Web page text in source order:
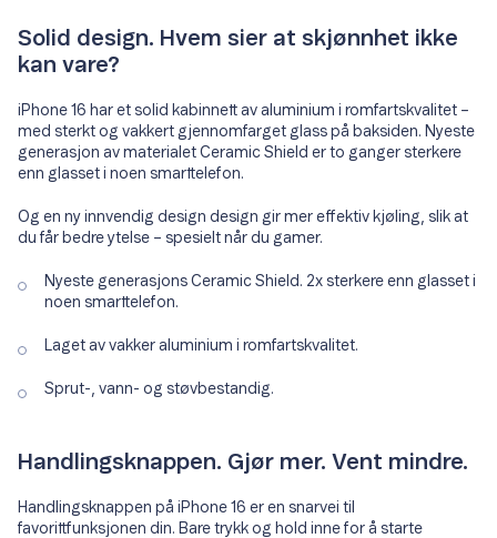
Solid design. Hvem sier at skjønnhet ikke
kan vare?
iPhone 16 har et solid kabinnett av aluminium i romfartskvalitet –
med sterkt og vakkert gjennomfarget glass på baksiden. Nyeste
generasjon av materialet Ceramic Shield er to ganger sterkere
enn glasset i noen smarttelefon.
Og en ny innvendig design design gir mer effektiv kjøling, slik at
du får bedre ytelse – spesielt når du gamer.
Nyeste generasjons Ceramic Shield. 2x sterkere enn glasset i
noen smarttelefon.
Laget av vakker aluminium i romfartskvalitet.
Sprut-, vann- og støvbestandig.
Handlingsknappen. Gjør mer. Vent mindre.
Handlingsknappen på iPhone 16 er en snarvei til
favorittfunksjonen din. Bare trykk og hold inne for å starte